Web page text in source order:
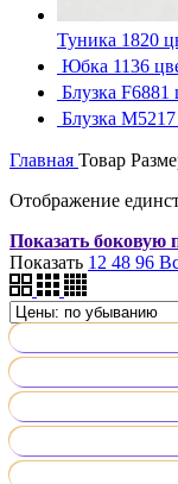
Туника 1820
Юбка 1136
Блузка
Блузка
Главная Товар
Отображение
Показать боковую
Показать 12 48 96